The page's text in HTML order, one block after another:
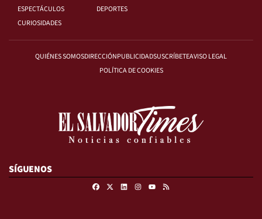
ESPECTÁCULOS
DEPORTES
CURIOSIDADES
QUIÉNES SOMOSDIRECCIÓNPUBLICIDADSUSCRÍBETEAVISO LEGAL
POLÍTICA DE COOKIES
SÍGUENOS
FacebookLinkedinInstagram